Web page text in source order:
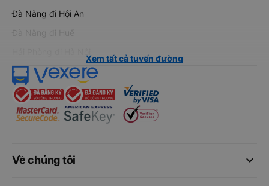
Đà Nẵng đi Hội An
Đà Nẵng đi Huế
Xem tất cả tuyến đường
keyboard_arrow_down
Về chúng tôi